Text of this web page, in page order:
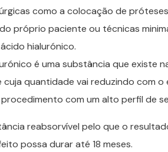
como a colocação de
próprio paciente ou técnicas
hialurónico.
é uma substância que existe
cuja quantidade vai reduzindo com o
com um alto perfil de
reabsorvível pelo que o
possa durar até 18 meses.